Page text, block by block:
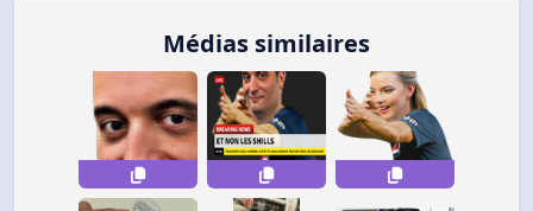
Médias similaires